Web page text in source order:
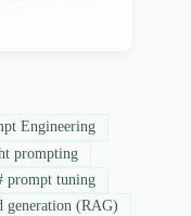
Engineering
prompting
prompt tuning
generation (RAG)